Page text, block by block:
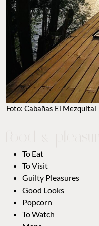
Foto: Cabañas El Mezquital
To Eat
To Visit
Guilty Pleasures
Good Looks
Popcorn
To Watch